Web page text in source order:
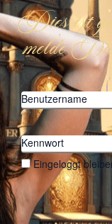
Dies ist
melde
Benutzername
Kennwort
Eingeloggt